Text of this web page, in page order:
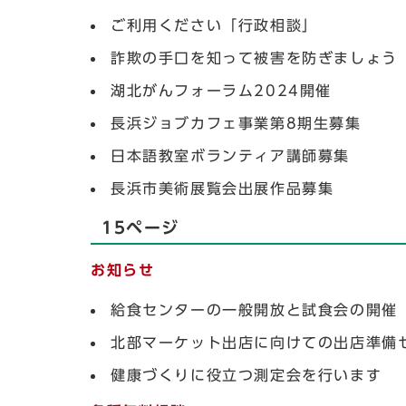
ご利用ください「行政相談」
詐欺の手口を知って被害を防ぎましょう
湖北がんフォーラム2024開催
長浜ジョブカフェ事業第8期生募集
日本語教室ボランティア講師募集
長浜市美術展覧会出展作品募集
15ページ
お知らせ
給食センターの一般開放と試食会の開催
北部マーケット出店に向けての出店準備
健康づくりに役立つ測定会を行います